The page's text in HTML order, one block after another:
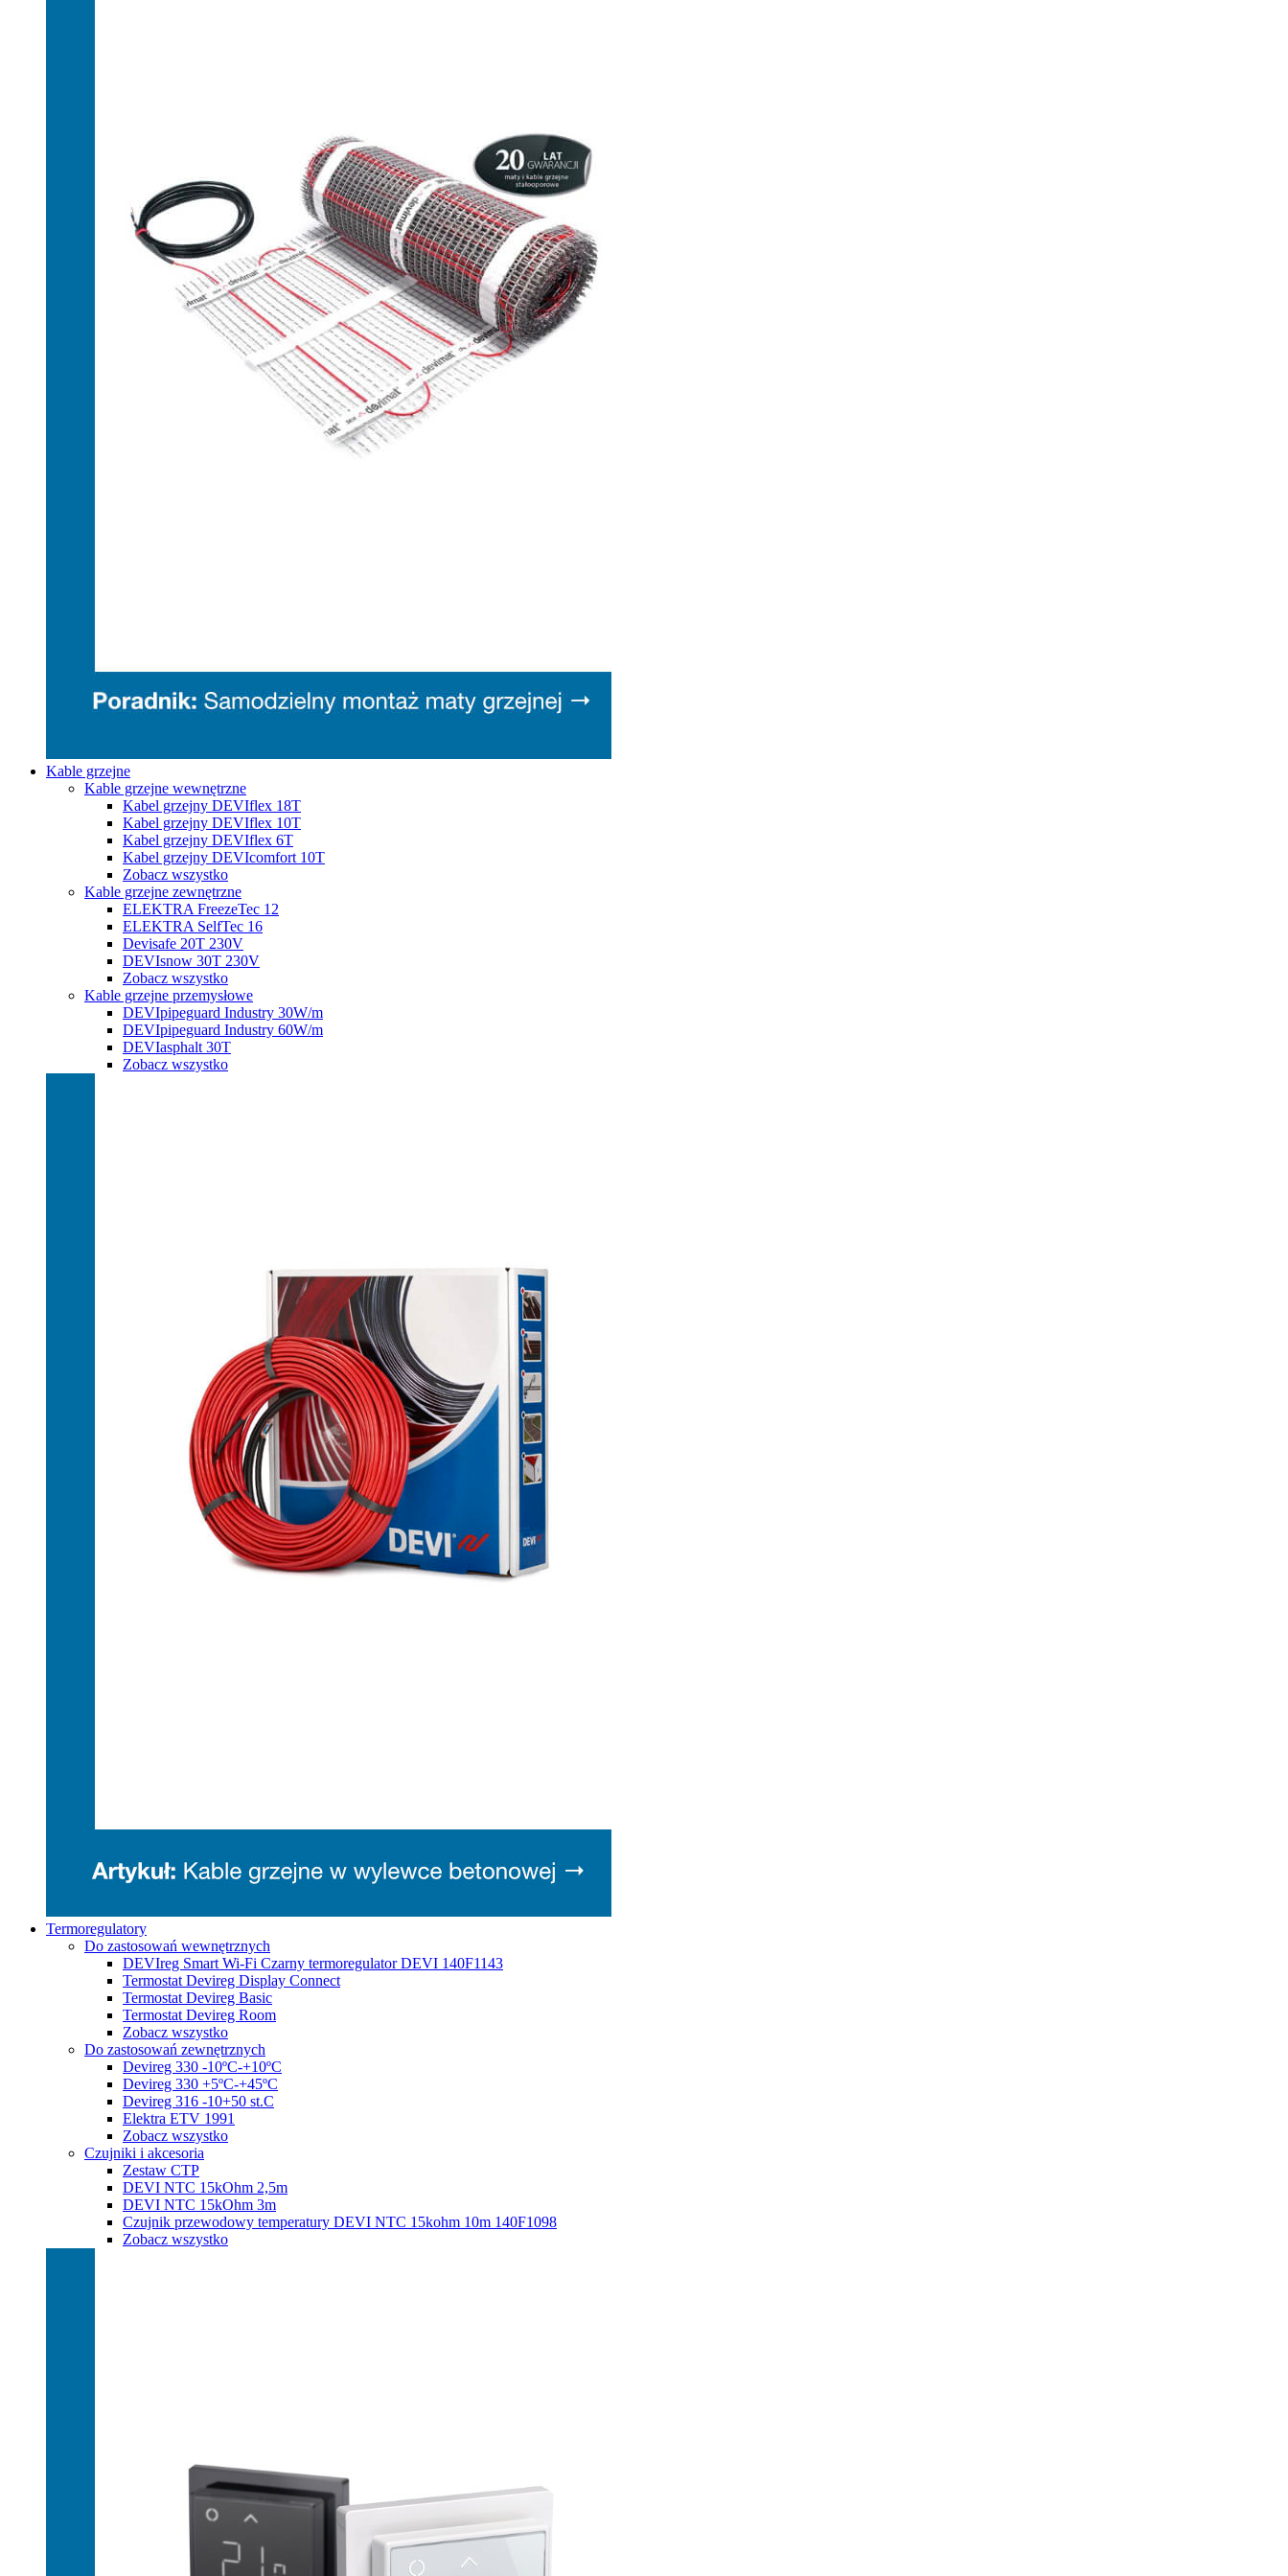
Kable grzejne
Kable grzejne wewnętrzne
Kabel grzejny DEVIflex 18T
Kabel grzejny DEVIflex 10T
Kabel grzejny DEVIflex 6T
Kabel grzejny DEVIcomfort 10T
Zobacz wszystko
Kable grzejne zewnętrzne
ELEKTRA FreezeTec 12
ELEKTRA SelfTec 16
Devisafe 20T 230V
DEVIsnow 30T 230V
Zobacz wszystko
Kable grzejne przemysłowe
DEVIpipeguard Industry 30W/m
DEVIpipeguard Industry 60W/m
DEVIasphalt 30T
Zobacz wszystko
Termoregulatory
Do zastosowań wewnętrznych
DEVIreg Smart Wi-Fi Czarny termoregulator DEVI 140F1143
Termostat Devireg Display Connect
Termostat Devireg Basic
Termostat Devireg Room
Zobacz wszystko
Do zastosowań zewnętrznych
Devireg 330 -10ºC-+10ºC
Devireg 330 +5ºC-+45ºC
Devireg 316 -10+50 st.C
Elektra ETV 1991
Zobacz wszystko
Czujniki i akcesoria
Zestaw CTP
DEVI NTC 15kOhm 2,5m
DEVI NTC 15kOhm 3m
Czujnik przewodowy temperatury DEVI NTC 15kohm 10m 140F1098
Zobacz wszystko